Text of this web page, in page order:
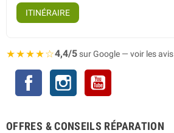
ITINÉRAIRE
★★★★☆4,4/5sur Google — voir les avis
Facebook Instagram
OFFRES & CONSEILS RÉPARATION